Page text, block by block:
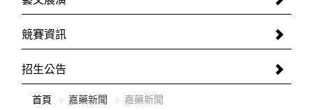
競賽資訊
招生公告
首頁 嘉藥新聞 嘉藥新聞